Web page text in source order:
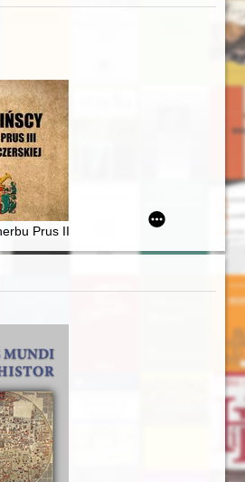
XVIII wiekutwórcy największego
Prus III z ziemi ciechanowskiej w